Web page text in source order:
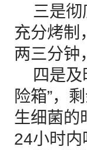
三是彻
充分烤制
两三分钟
四是及
险箱”，
生细菌的
24小时内